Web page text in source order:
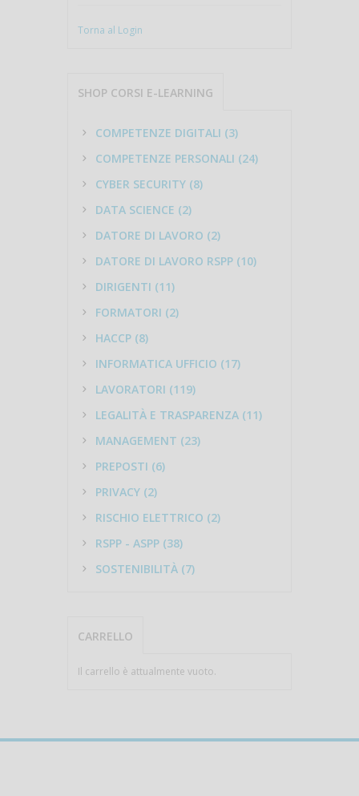
Torna al Login
SHOP CORSI E-LEARNING
COMPETENZE DIGITALI (3)
COMPETENZE PERSONALI (24)
CYBER SECURITY (8)
DATA SCIENCE (2)
DATORE DI LAVORO (2)
DATORE DI LAVORO RSPP (10)
DIRIGENTI (11)
FORMATORI (2)
HACCP (8)
INFORMATICA UFFICIO (17)
LAVORATORI (119)
LEGALITÀ E TRASPARENZA (11)
MANAGEMENT (23)
PREPOSTI (6)
PRIVACY (2)
RISCHIO ELETTRICO (2)
RSPP - ASPP (38)
SOSTENIBILITÀ (7)
CARRELLO
Il carrello è attualmente vuoto.